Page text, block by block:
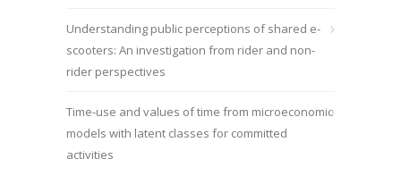
Understanding public perceptions of shared e-
scooters: An investigation from rider and non-
rider perspectives
Time-use and values of time from microeconomic
models with latent classes for committed
activities